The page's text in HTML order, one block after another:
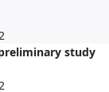
study